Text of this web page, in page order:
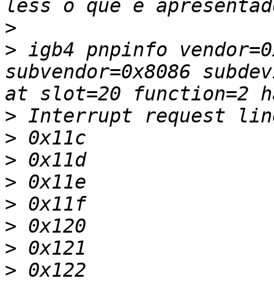
>
> igb4 pnpinfo
subvendor=0x8086
>
>
>
>
>
>
>
>